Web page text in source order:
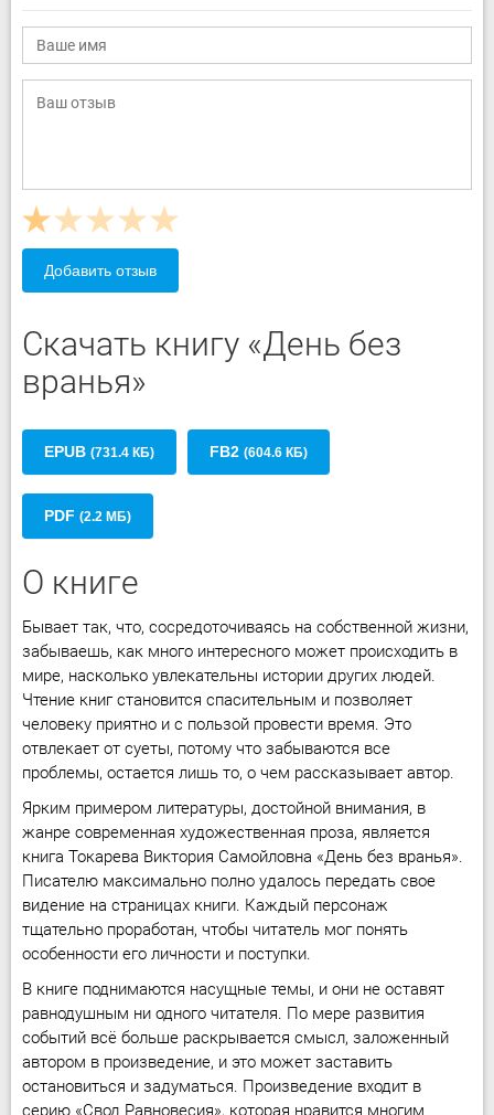
Добавить отзыв
Скачать книгу «День без
вранья»
EPUB (731.4 КБ) FB2 (604.6 КБ)
PDF (2.2 МБ)
О книге
Бывает так, что, сосредоточиваясь на собственной жизни,
забываешь, как много интересного может происходить в
мире, насколько увлекательны истории других людей.
Чтение книг становится спасительным и позволяет
человеку приятно и с пользой провести время. Это
отвлекает от суеты, потому что забываются все
проблемы, остается лишь то, о чем рассказывает автор.
Ярким примером литературы, достойной внимания, в
жанре современная художественная проза, является
книга Токарева Виктория Самойловна «День без вранья».
Писателю максимально полно удалось передать свое
видение на страницах книги. Каждый персонаж
тщательно проработан, чтобы читатель мог понять
особенности его личности и поступки.
В книге поднимаются насущные темы, и они не оставят
равнодушным ни одного читателя. По мере развития
событий всё больше раскрывается смысл, заложенный
автором в произведение, и это может заставить
остановиться и задуматься. Произведение входит в
серию «Свод Равновесия», которая нравится многим